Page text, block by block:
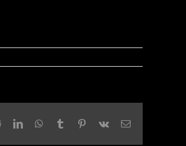
RedditLinkedInWhatsApp
Tumblr Pinterest
Vk Email